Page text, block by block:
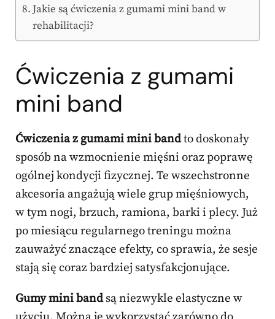
Jakie są ćwiczenia z gumami mini band w
rehabilitacji?
Ćwiczenia z gumami
mini band
Ćwiczenia z gumami mini bandto doskonały
sposób na wzmocnienie mięśni oraz poprawę
ogólnej kondycji fizycznej. Te wszechstronne
akcesoria angażują wiele grup mięśniowych,
w tym nogi, brzuch, ramiona, barki i plecy. Już
po miesiącu regularnego treningu można
zauważyć znaczące efekty, co sprawia, że sesje
stają się coraz bardziej satysfakcjonujące.
Gumy mini bandsą niezwykle elastyczne w